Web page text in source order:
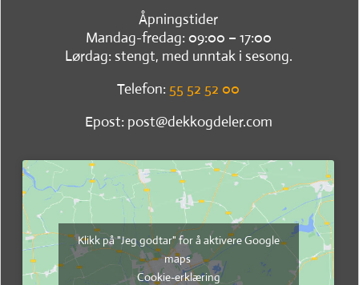
Åpningstider
Mandag-fredag: 09:00 – 17:00
Lørdag: stengt, med unntak i sesong.
Telefon: 55 52 52 00
Epost: post@dekkogdeler.com
Klikk på "Jeg godtar" for å aktivere Google
maps
Cookie-erklæring